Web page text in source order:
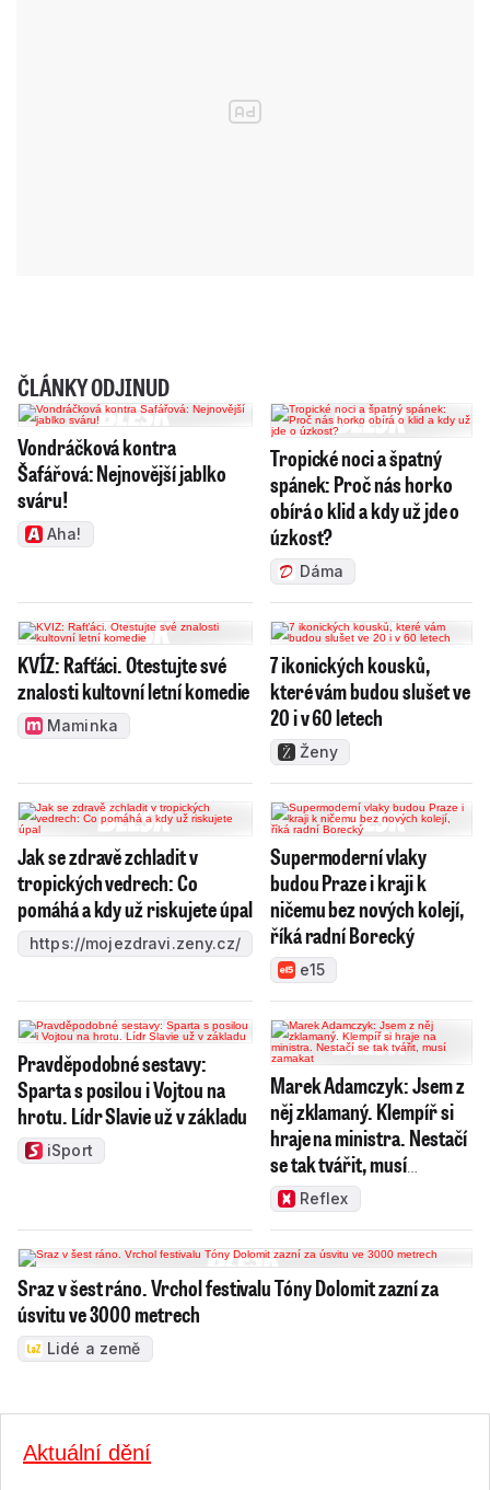
ČLÁNKY ODJINUD
Vondráčková kontra
Šafářová: Nejnovější jablko
sváru!
Aha!
Tropické noci a špatný
spánek: Proč nás horko
obírá o klid a kdy už jde o
úzkost?
Dáma
KVÍZ: Rafťáci. Otestujte své
znalosti kultovní letní komedie
Maminka
7 ikonických kousků,
které vám budou slušet ve
20 i v 60 letech
Ženy
Jak se zdravě zchladit v
tropických vedrech: Co
pomáhá a kdy už riskujete úpal
https://mojezdravi.zeny.cz/
Supermoderní vlaky
budou Praze i kraji k
ničemu bez nových kolejí,
říká radní Borecký
e15
Pravděpodobné sestavy:
Sparta s posilou i Vojtou na
hrotu. Lídr Slavie už v základu
iSport
Marek Adamczyk: Jsem z
něj zklamaný. Klempíř si
hraje na ministra. Nestačí
se tak tvářit, musí
zamakat
Reflex
Sraz v šest ráno. Vrchol festivalu Tóny Dolomit zazní za
úsvitu ve 3000 metrech
Lidé a země
Aktuální dění